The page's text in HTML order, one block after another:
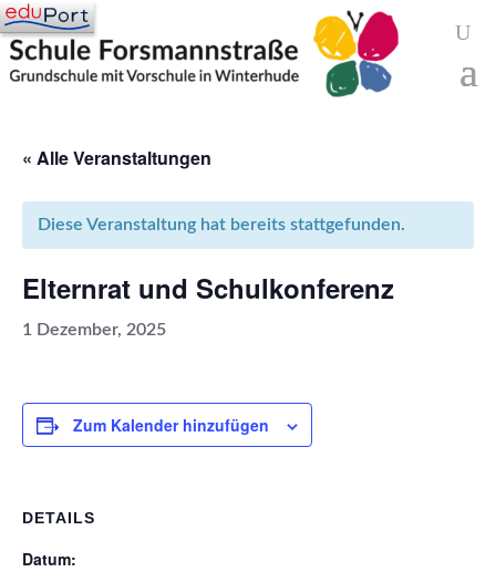
« Alle Veranstaltungen
Diese Veranstaltung hat bereits stattgefunden.
Elternrat und Schulkonferenz
1 Dezember, 2025
Zum Kalender hinzufügen
DETAILS
Datum: